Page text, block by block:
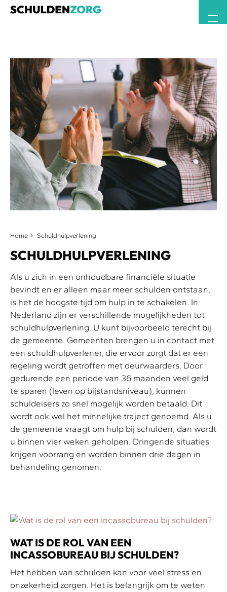
Home Schuldhulpverlening
SCHULDHULPVERLENING
Als u zich in een onhoudbare financiële situatie
bevindt en er alleen maar meer schulden ontstaan,
is het de hoogste tijd om hulp in te schakelen. In
Nederland zijn er verschillende mogelijkheden tot
schuldhulpverlening. U kunt bijvoorbeeld terecht bij
de gemeente. Gemeenten brengen u in contact met
een schuldhulpverlener, die ervoor zorgt dat er een
regeling wordt getroffen met deurwaarders. Door
gedurende een periode van 36 maanden veel geld
te sparen (leven op bijstandsniveau), kunnen
schuldeisers zo snel mogelijk worden betaald. Dit
wordt ook wel het minnelijke traject genoemd. Als u
de gemeente vraagt om hulp bij schulden, dan wordt
u binnen vier weken geholpen. Dringende situaties
krijgen voorrang en worden binnen drie dagen in
behandeling genomen.
WAT IS DE ROL VAN EEN
INCASSOBUREAU BIJ SCHULDEN?
Het hebben van schulden kan voor veel stress en
onzekerheid zorgen. Het is belangrijk om te weten